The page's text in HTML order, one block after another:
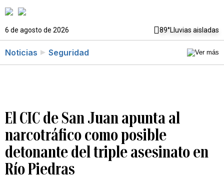
6 de agosto de 2026 89°Lluvias aisladas
Noticias Seguridad
El CIC de San Juan apunta al
narcotráfico como posible
detonante del triple asesinato en
Río Piedras